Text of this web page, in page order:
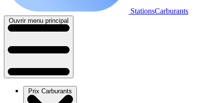
StationsCarburants
Ouvrir menu principal
Prix Carburants